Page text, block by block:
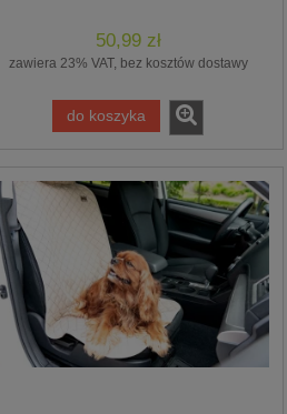
50,99 zł
zawiera 23% VAT, bez kosztów dostawy
do koszyka